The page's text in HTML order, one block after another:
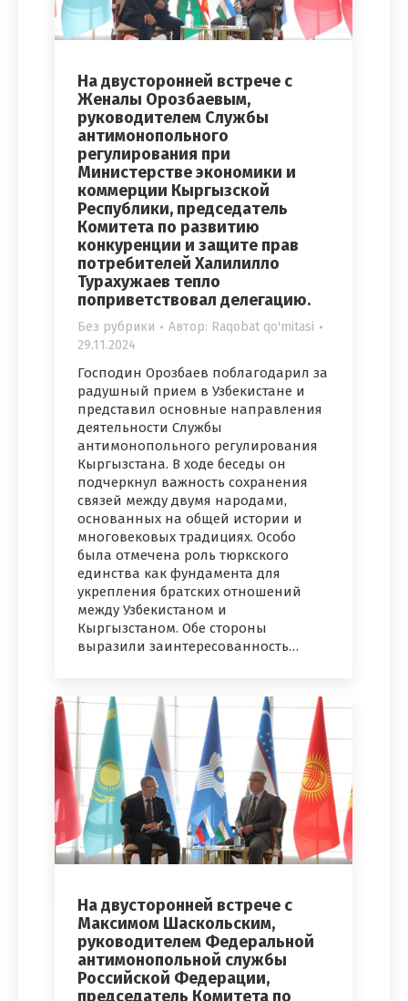
На двусторонней встрече с
Женалы Орозбаевым,
руководителем Службы
антимонопольного
регулирования при
Министерстве экономики и
коммерции Кыргызской
Республики, председатель
Комитета по развитию
конкуренции и защите прав
потребителей Халилилло
Турахужаев тепло
поприветствовал делегацию.
Без рубрики Автор: Raqobat qo'mitasi
29.11.2024
Господин Орозбаев поблагодарил за
радушный прием в Узбекистане и
представил основные направления
деятельности Службы
антимонопольного регулирования
Кыргызстана. В ходе беседы он
подчеркнул важность сохранения
связей между двумя народами,
основанных на общей истории и
многовековых традициях. Особо
была отмечена роль тюркского
единства как фундамента для
укрепления братских отношений
между Узбекистаном и
Кыргызстаном. Обе стороны
выразили заинтересованность…
На двусторонней встрече с
Максимом Шаскольским,
руководителем Федеральной
антимонопольной службы
Российской Федерации,
председатель Комитета по